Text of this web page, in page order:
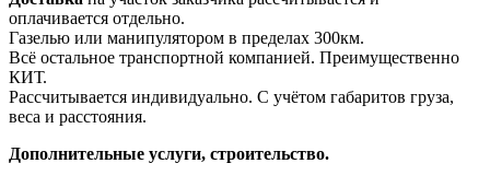
оплачивается отдельно.
Газелью или манипулятором в пределах 300км.
Всё остальное транспортной компанией. Преимущественно
КИТ.
Рассчитывается индивидуально. С учётом габаритов груза,
веса и расстояния.
Дополнительные услуги, строительство.